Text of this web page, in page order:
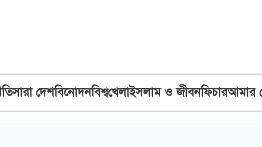
সারা দেশবিনোদনবিশ্বখেলাইসলাম ও জীবনফিচারআমার